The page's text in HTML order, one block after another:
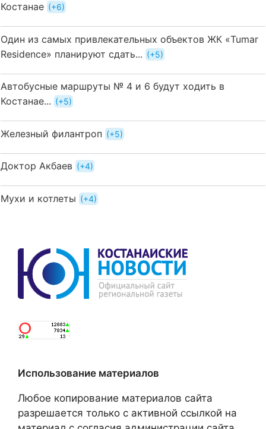
Костанае
+6
Один из самых привлекательных объектов ЖК «Tumar
Residence» планируют сдать...
+5
Автобусные маршруты № 4 и 6 будут ходить в
Костанае...
+5
Железный филантроп +5
Доктор Акбаев +4
Мухи и котлеты +4
Использование материалов
Любое копирование материалов сайта
разрешается только с активной ссылкой на